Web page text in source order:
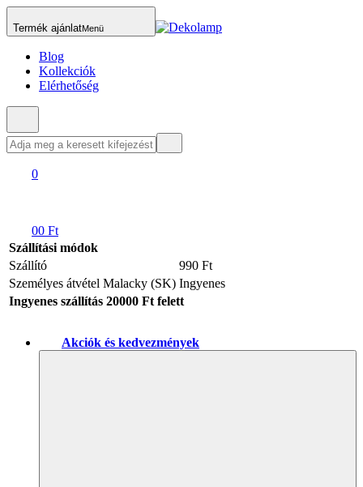
Termék ajánlatMenü
Blog
Kollekciók
Elérhetőség
0
00 Ft
Szállítási módok
Szállító
990 Ft
Személyes átvétel Malacky (SK) Ingyenes
Ingyenes szállítás 20000 Ft felett
Akciók és kedvezmények